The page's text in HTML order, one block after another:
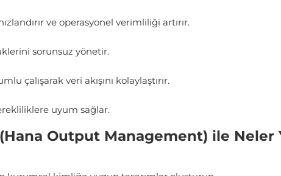
ve operasyonel verimliliği artırır.
sorunsuz yönetir.
çalışarak veri akışını kolaylaştırır.
uyum sağlar.
Output Management) ile Neler